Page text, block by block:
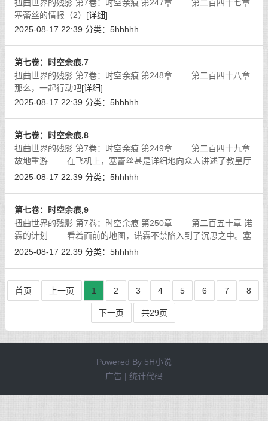
扭曲世界的残影 第7卷：时空余痕 第247章 第二百四十七章
塞蕾丝的情报（2） [详细]
2025-08-17 22:39 分类： 5hhhhh
第七卷：时空余痕,7
扭曲世界的残影 第7卷：时空余痕 第248章 第二百四十八章
那么，一起行动吧[详细]
2025-08-17 22:39 分类： 5hhhhh
第七卷：时空余痕,8
扭曲世界的残影 第7卷：时空余痕 第249章 第二百四十九章
故地重游 在飞机上，塞蕾丝甚是详细地向众人讲述了教皇厅
内的情况。与现实世界的她们所熟悉教皇厅不同，在这个扭曲世
2025-08-17 22:39 分类： 5hhhhh
第七卷：时空余痕,9
扭曲世界的残影 第7卷：时空余痕 第250章 第二百五十章 诺
霖的计划 看着面前的地图，诺霖不禁陷入到了沉思之中。塞
蕾丝所给出的一共有两条进攻路线，从酒店到地下城南门的进攻
2025-08-17 22:39 分类： 5hhhhh
首页 上一页 1 2 3 4 5 6 7 8
下一页 共29页
Powered By 5H小说
广告 | 统计代码